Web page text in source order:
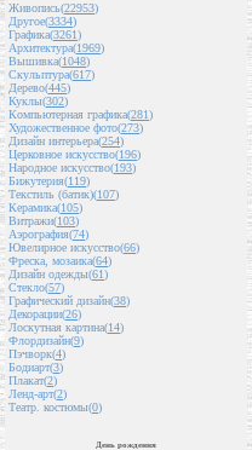
Живопись(22953)
Другое(3334)
Графика(3261)
Архитектура(1969)
Вышивка(1048)
Скульптура(617)
Дерево(445)
Куклы(302)
Компьютерная графика(281)
Художественное фото(273)
Дизайн интерьера(254)
Церковное искусство(196)
Народное искусство(193)
Бижутерия(119)
Текстиль (батик)(107)
Керамика(105)
Витражи(103)
Аэрография(74)
Ювелирное искусство(66)
Фреска, мозаика(64)
Дизайн одежды(61)
Стекло(57)
Графический дизайн(38)
Декорации(26)
Лоскутная картина(14)
Флордизайн(9)
Пэчворк(4)
Бодиарт(3)
Плакат(2)
Ленд-арт(2)
Театр. костюмы(0)
День рождения